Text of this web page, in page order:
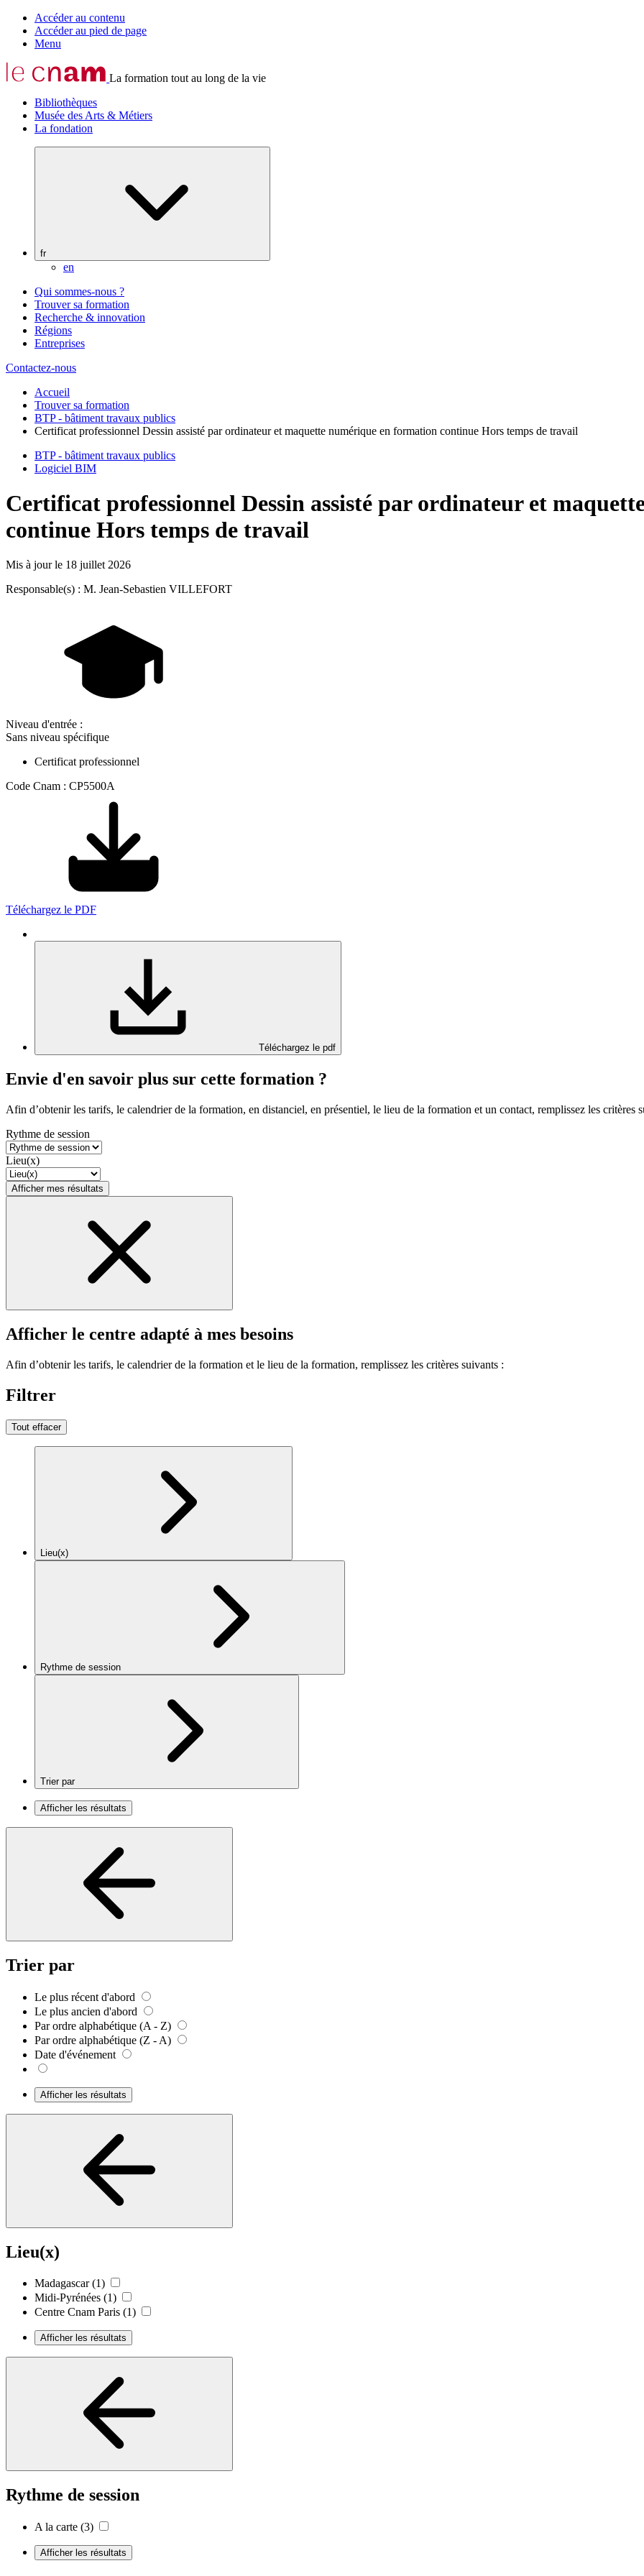
Accéder au contenu
Accéder au pied de page
Menu
La formation tout au long de la vie
Bibliothèques
Musée des Arts & Métiers
La fondation
fr
en
Qui sommes-nous ?
Trouver sa formation
Recherche & innovation
Régions
Entreprises
Contactez-nous
Accueil
Trouver sa formation
BTP - bâtiment travaux publics
Certificat professionnel Dessin assisté par ordinateur et maquette numérique en formation continue Hors temps de travail
BTP - bâtiment travaux publics
Logiciel BIM
Certificat professionnel Dessin assisté par ordinateur et
continue Hors temps de travail
Mis à jour le 18 juillet 2026
Responsable(s) : M. Jean-Sebastien VILLEFORT
Niveau d'entrée :
Sans niveau spécifique
Certificat professionnel
Code Cnam : CP5500A
Téléchargez le PDF
Téléchargez le pdf
Envie d'en savoir plus sur cette formation ?
Afin d’obtenir les tarifs, le calendrier de la formation, en distanciel, en présentiel, le lieu de la formation et un contact, remplissez les critères
Rythme de session
Lieu(x)
Afficher mes résultats
Afficher le centre adapté à mes besoins
Afin d’obtenir les tarifs, le calendrier de la formation et le lieu de la formation, remplissez les critères suivants :
Filtrer
Tout effacer
Lieu(x)
Rythme de session
Trier par
Afficher les résultats
Trier par
Le plus récent d'abord
Le plus ancien d'abord
Par ordre alphabétique (A - Z)
Par ordre alphabétique (Z - A)
Date d'événement
Afficher les résultats
Lieu(x)
Madagascar (1)
Midi-Pyrénées (1)
Centre Cnam Paris (1)
Afficher les résultats
Rythme de session
A la carte (3)
Afficher les résultats